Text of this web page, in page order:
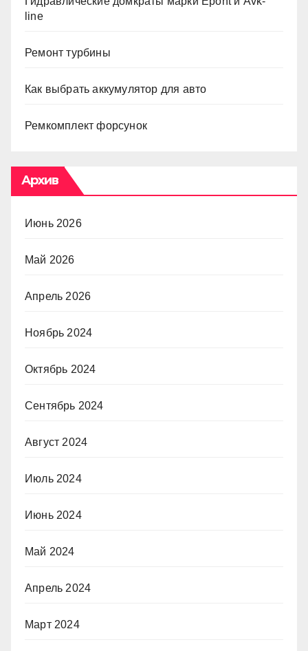
line
Ремонт турбины
Как выбрать аккумулятор для авто
Ремкомплект форсунок
Архив
Июнь 2026
Май 2026
Апрель 2026
Ноябрь 2024
Октябрь 2024
Сентябрь 2024
Август 2024
Июль 2024
Июнь 2024
Май 2024
Апрель 2024
Март 2024